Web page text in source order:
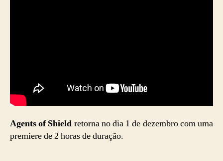
Agents of Shield retorna no dia 1 de dezembro com uma
premiere de 2 horas de duração.